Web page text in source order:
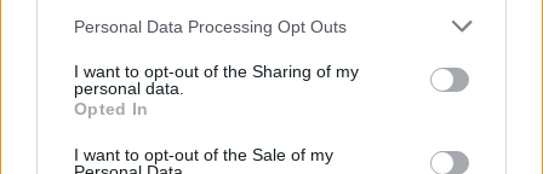
Please note that this website/app uses one or more Google
not limited to your visit or usage behaviour. You may click to
grant or deny consent to Google and its third-party tags to
use your data for below specified purposes in below Google
consent section.
Personal Data Processing Opt Outs
I want to opt-out of the Sharing of my
personal data.
Opted In
I want to opt-out of the Sale of my